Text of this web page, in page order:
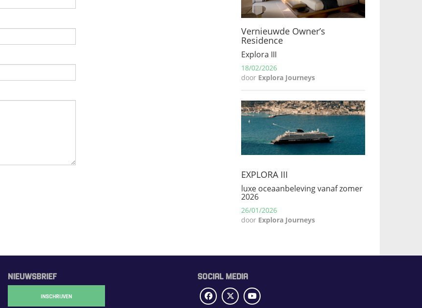
Vernieuwde Owner’s
Residence
Explora III
18/02/2026
door Explora Journeys
EXPLORA III
luxe oceaanbeleving vanaf zomer
2026
26/01/2026
door Explora Journeys
NIEUWSBRIEF
INSCHRIJVEN
SOCIAL MEDIA